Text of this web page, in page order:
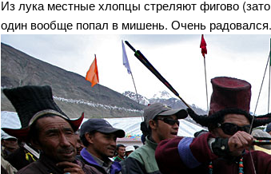
Из лука местные хлопцы стреляют фигово
один вообще попал в мишень. Очень радовался.